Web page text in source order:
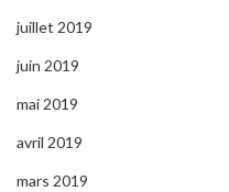
juillet 2019
juin 2019
mai 2019
avril 2019
mars 2019